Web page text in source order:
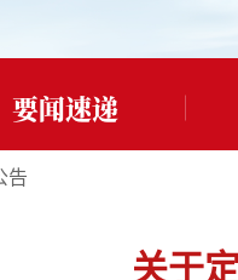
要闻速递
告
关于